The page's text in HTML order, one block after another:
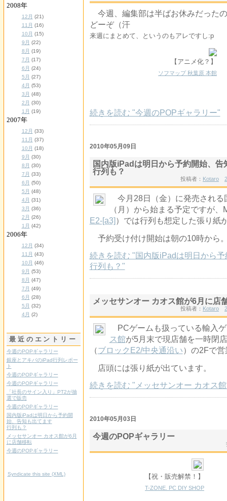
今週、編集部は半ばお休みだった
どーぞ（汗
来週にまとめて、というのもアレですし:p
【アニメ化？】
ソフマップ 秋葉原 本館
続きを読む "今週のPOPギャラリー"
2010年05月09日
国内版iPadは明日から予約開始、告
行列も？
投稿者： Kotaro
今月28日（金）に発売される
（月）から始まる予定ですが
E2-[a3] ）では行列も想定した張り紙
予約受け付け開始は朝の10時から
続きを読む "国内版iPadは明日から
行列も？"
メッセサンオー カオス館が6月に店
投稿者： Kotaro
PCゲームも扱っている輸入
ス館が5月末で現店舗を一時閉
（ブロックE2/中央通沿い）の2Fで
店頭には張り紙が出ています。
続きを読む "メッセサンオー カオス
2010年05月03日
今週のPOPギャラリー
【祝・販売解禁！】
T-ZONE. PC DIY SHOP
2008年
12月 (21)
11月 (16)
10月 (15)
9月 (22)
8月 (19)
7月 (17)
6月 (24)
5月 (27)
4月 (53)
3月 (48)
2月 (30)
1月 (19)
2007年
12月 (33)
11月 (37)
10月 (18)
9月 (30)
8月 (30)
7月 (33)
6月 (50)
5月 (48)
4月 (31)
3月 (36)
2月 (26)
1月 (42)
2006年
12月 (34)
11月 (43)
10月 (46)
9月 (53)
8月 (47)
7月 (49)
6月 (28)
5月 (32)
4月 (2)
最近のエントリー
今週のPOPギャラリー
銀座とアキバのiPad行列レポー
ト
今週のPOPギャラリー
今週のPOPギャラリー
「社長のサイン入り」PT2が抽
選で販売
今週のPOPギャラリー
国内版iPadは明日から予約開
始、告知も出てます
行列も？
メッセサンオー カオス館が6月
に店舗移転
今週のPOPギャラリー
Syndicate this site (XML)